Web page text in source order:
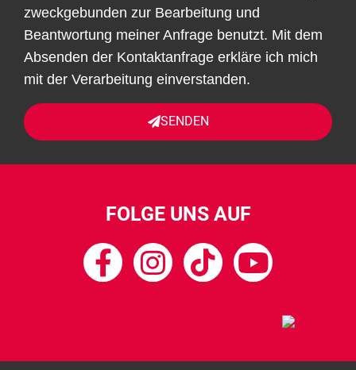
zweckgebunden zur Bearbeitung und
Beantwortung meiner Anfrage benutzt. Mit dem
Absenden der Kontaktanfrage erkläre ich mich
mit der Verarbeitung einverstanden.
SENDEN
FOLGE UNS AUF